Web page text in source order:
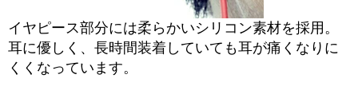
イヤピース部分には柔らかいシリコン素材を採用。
耳に優しく、長時間装着していても耳が痛くなりに
くくなっています。